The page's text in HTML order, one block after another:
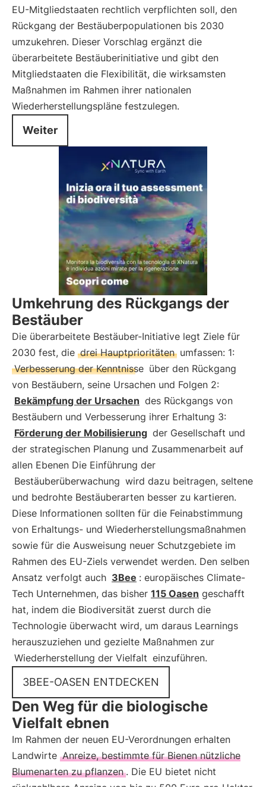
EU-Mitgliedstaaten rechtlich verpflichten soll, den
Rückgang der Bestäuberpopulationen bis 2030
umzukehren. Dieser Vorschlag ergänzt die
überarbeitete Bestäuberinitiative und gibt den
Mitgliedstaaten die Flexibilität, die wirksamsten
Maßnahmen im Rahmen ihrer nationalen
Wiederherstellungspläne festzulegen.
Weiter
Umkehrung des Rückgangs der
Bestäuber
Die überarbeitete Bestäuber-Initiative legt Ziele für
2030 fest, die drei Hauptprioritäten umfassen: 1:
Verbesserung der Kenntnisse über den Rückgang
von Bestäubern, seine Ursachen und Folgen 2:
Bekämpfung der Ursachen des Rückgangs von
Bestäubern und Verbesserung ihrer Erhaltung 3:
Förderung der Mobilisierung der Gesellschaft und
der strategischen Planung und Zusammenarbeit auf
allen Ebenen Die Einführung der
Bestäuberüberwachung wird dazu beitragen, seltene
und bedrohte Bestäuberarten besser zu kartieren.
Diese Informationen sollten für die Feinabstimmung
von Erhaltungs- und Wiederherstellungsmaßnahmen
sowie für die Ausweisung neuer Schutzgebiete im
Rahmen des EU-Ziels verwendet werden. Den selben
Ansatz verfolgt auch 3Bee : europäisches Climate-
Tech Unternehmen, das bisher 115 Oasen geschafft
hat, indem die Biodiversität zuerst durch die
Technologie überwacht wird, um daraus Learnings
herauszuziehen und gezielte Maßnahmen zur
Wiederherstellung der Vielfalt einzuführen.
3BEE-OASEN ENTDECKEN
Den Weg für die biologische
Vielfalt ebnen
Im Rahmen der neuen EU-Verordnungen erhalten
Landwirte Anreize, bestimmte für Bienen nützliche
Blumenarten zu pflanzen . Die EU bietet nicht